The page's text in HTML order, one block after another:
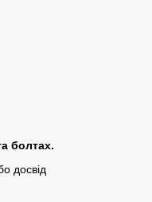
болтах.
досвід